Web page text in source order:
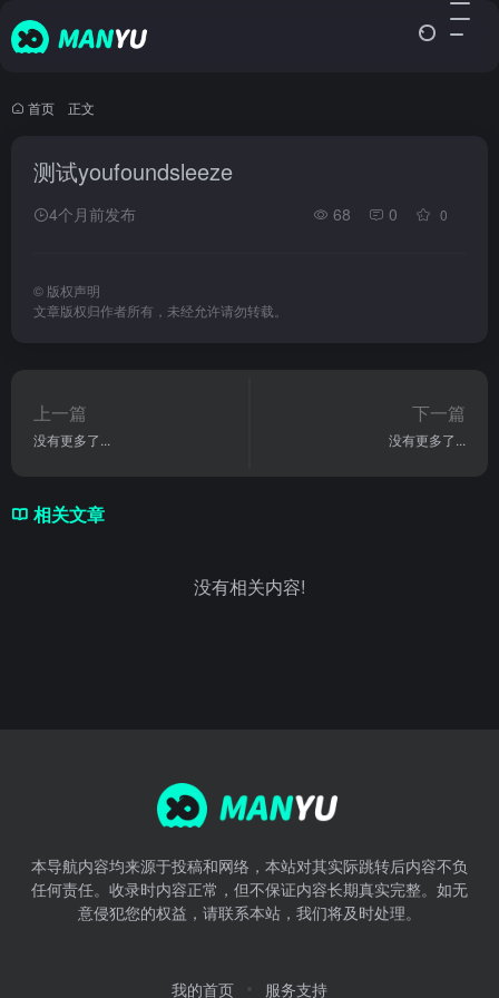
首页 正文
测试youfoundsleeze
4个月前发布 68 0 0
© 版权声明
文章版权归作者所有，未经允许请勿转载。
上一篇
没有更多了...
下一篇
没有更多了...
相关文章
没有相关内容!
本导航内容均来源于投稿和网络，本站对其实际跳转后内容不负
任何责任。收录时内容正常，但不保证内容长期真实完整。如无
意侵犯您的权益，请联系本站，我们将及时处理。
我的首页 服务支持